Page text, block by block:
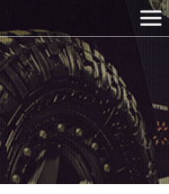
レクサーニ
GALLERY
NEWS
HISTORY
LINK